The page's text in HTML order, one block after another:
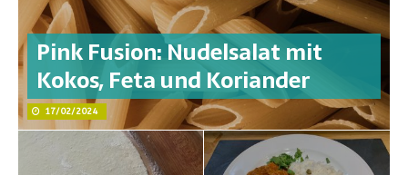
Pink Fusion: Nudelsalat mit
Kokos, Feta und Koriander
17/02/2024